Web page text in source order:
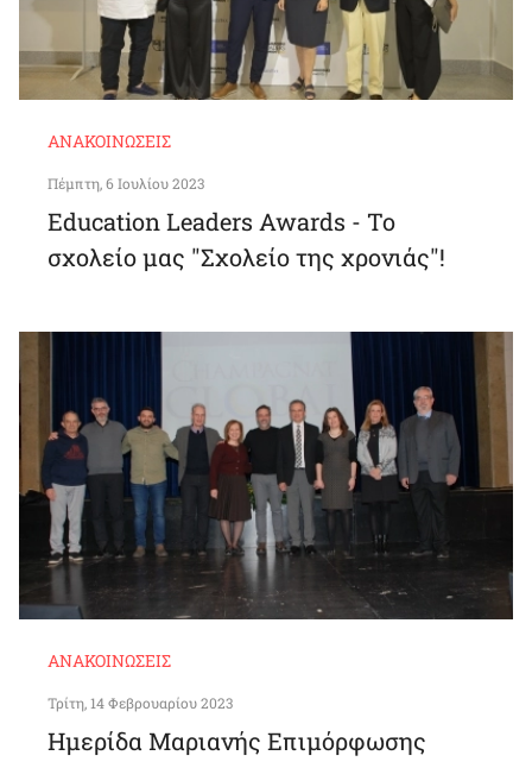
ΑΝΑΚΟΙΝΏΣΕΙΣ
Πέμπτη, 6 Ιουλίου 2023
Education Leaders Awards - Το
σχολείο μας "Σχολείο της χρονιάς"!
ΑΝΑΚΟΙΝΏΣΕΙΣ
Τρίτη, 14 Φεβρουαρίου 2023
Ημερίδα Μαριανής Επιμόρφωσης